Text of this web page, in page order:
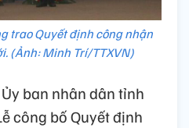
trao Quyết định công nhận
(Ảnh: Minh Trí/TTXVN)
ban nhân dân tỉnh
công bố Quyết định